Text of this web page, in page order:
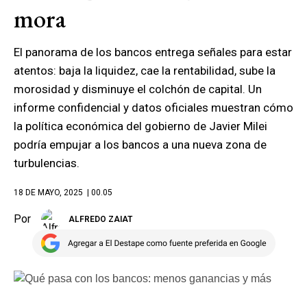
mora
El panorama de los bancos entrega señales para estar
atentos: baja la liquidez, cae la rentabilidad, sube la
morosidad y disminuye el colchón de capital. Un
informe confidencial y datos oficiales muestran cómo
la política económica del gobierno de Javier Milei
podría empujar a los bancos a una nueva zona de
turbulencias.
18 DE MAYO, 2025 | 00.05
Por ALFREDO ZAIAT